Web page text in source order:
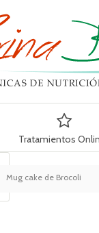
Tratamientos
Mug cake de Brocoli